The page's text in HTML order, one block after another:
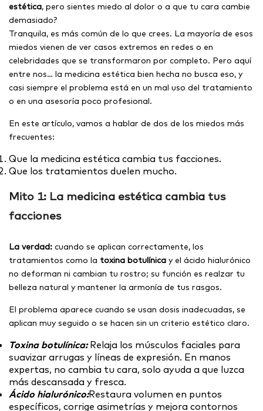
estética, pero sientes miedo al dolor o a que tu cara cambie
demasiado?
Tranquila, es más común de lo que crees. La mayoría de esos
miedos vienen de ver casos extremos en redes o en
celebridades que se transformaron por completo. Pero aquí
entre nos… la medicina estética bien hecha no busca eso, y
casi siempre el problema está en un mal uso del tratamiento
o en una asesoría poco profesional.
En este artículo, vamos a hablar de dos de los miedos más
frecuentes:
Que la medicina estética cambia tus facciones.
Que los tratamientos duelen mucho.
Mito 1: La medicina estética cambia tus
facciones
La verdad: cuando se aplican correctamente, los
tratamientos como la toxina botulínica y el ácido hialurónico
no deforman ni cambian tu rostro; su función es realzar tu
belleza natural y mantener la armonía de tus rasgos.
El problema aparece cuando se usan dosis inadecuadas, se
aplican muy seguido o se hacen sin un criterio estético claro.
Toxina botulínica:Relaja los músculos faciales para
suavizar arrugas y líneas de expresión. En manos
expertas, no cambia tu cara, solo ayuda a que luzca
más descansada y fresca.
Ácido hialurónico:Restaura volumen en puntos
específicos, corrige asimetrías y mejora contornos